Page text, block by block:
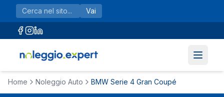
Vai al contenuto principale
Vai
Home Noleggio Auto BMW Serie 4 Gran Coupé